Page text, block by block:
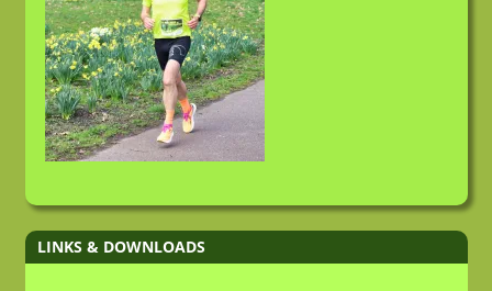
LINKS & DOWNLOADS